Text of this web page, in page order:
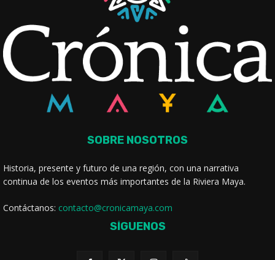
SOBRE NOSOTROS
Historia, presente y futuro de una región, con una narrativa
continua de los eventos más importantes de la Riviera Maya.
Contáctanos: contacto@cronicamaya.com
SÍGUENOS